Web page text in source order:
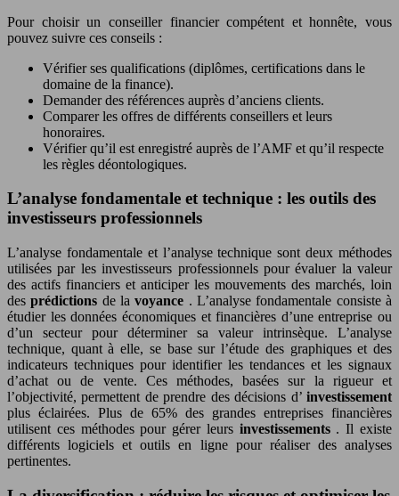
Pour choisir un conseiller financier compétent et honnête, vous
pouvez suivre ces conseils :
Vérifier ses qualifications (diplômes, certifications dans le
domaine de la finance).
Demander des références auprès d’anciens clients.
Comparer les offres de différents conseillers et leurs
honoraires.
Vérifier qu’il est enregistré auprès de l’AMF et qu’il respecte
les règles déontologiques.
L’analyse fondamentale et technique : les outils des
investisseurs professionnels
L’analyse fondamentale et l’analyse technique sont deux méthodes
utilisées par les investisseurs professionnels pour évaluer la valeur
des actifs financiers et anticiper les mouvements des marchés, loin
desprédictions de lavoyance . L’analyse fondamentale consiste à
étudier les données économiques et financières d’une entreprise ou
d’un secteur pour déterminer sa valeur intrinsèque. L’analyse
technique, quant à elle, se base sur l’étude des graphiques et des
indicateurs techniques pour identifier les tendances et les signaux
d’achat ou de vente. Ces méthodes, basées sur la rigueur et
l’objectivité, permettent de prendre des décisions d’ investissement
plus éclairées. Plus de 65% des grandes entreprises financières
utilisent ces méthodes pour gérer leurs investissements . Il existe
différents logiciels et outils en ligne pour réaliser des analyses
pertinentes.